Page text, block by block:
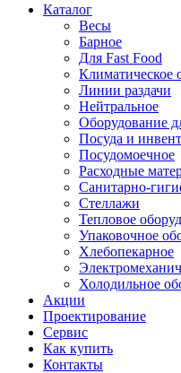
Каталог
Весы
Барное
Для Fast Food
Климатическое
Линии раздачи
Нейтральное
Оборудование
Посуда и
Посудомоечное
Расходные
Санитарно-
Стеллажи
Тепловое
Упаковочное
Хлебопекарное
Холодильное
Акции
Проектирование
Сервис
Как купить
Контакты